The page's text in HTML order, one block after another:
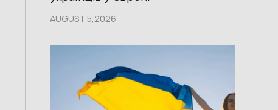
AUGUST 5,2026